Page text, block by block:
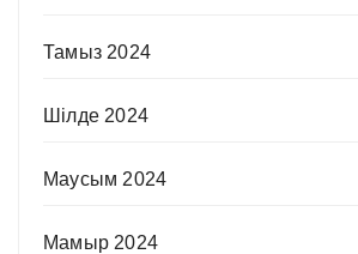
Тамыз 2024
Шілде 2024
Маусым 2024
Мамыр 2024